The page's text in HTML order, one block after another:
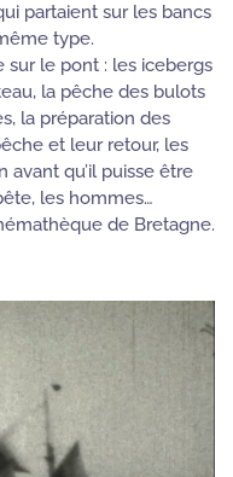
partaient sur les bancs
type.
sur le pont : les icebergs
la pêche des bulots
la préparation des
et leur retour, les
avant qu’il puisse être
les hommes…
de Bretagne.